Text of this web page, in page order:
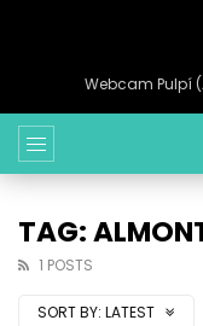
Webcam Pulpí
TAG:
1 POSTS
SORT BY: LATEST